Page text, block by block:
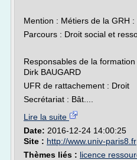
Mention : Métiers de la GRH :
Parcours : Droit social et
Responsables de la
Dirk BAUGARD
UFR de rattachement : Droit
Secrétariat : Bât....
Lire la suite
Date: 2016-12-24 14:00:25
Site : http://www.univ-paris8.fr
Thèmes liés : licence